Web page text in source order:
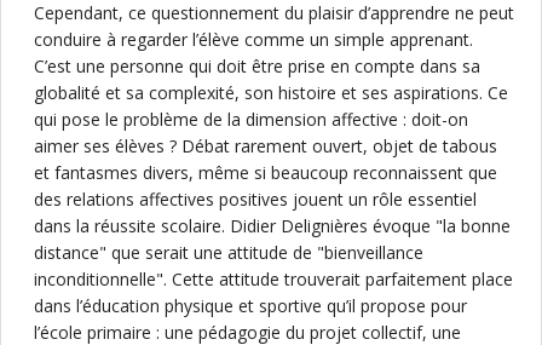
Cependant, ce questionnement du plaisir d’apprendre ne peut
conduire à regarder l’élève comme un simple apprenant.
C’est une personne qui doit être prise en compte dans sa
globalité et sa complexité, son histoire et ses aspirations. Ce
qui pose le problème de la dimension affective : doit-on
aimer ses élèves ? Débat rarement ouvert, objet de tabous
et fantasmes divers, même si beaucoup reconnaissent que
des relations affectives positives jouent un rôle essentiel
dans la réussite scolaire. Didier Delignières évoque "la bonne
distance" que serait une attitude de "bienveillance
inconditionnelle". Cette attitude trouverait parfaitement place
dans l’éducation physique et sportive qu’il propose pour
l’école primaire : une pédagogie du projet collectif, une